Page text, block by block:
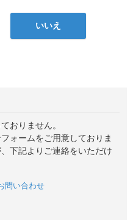
いいえ
おりません。
ォームをご用意しておりま
下記よりご連絡をいただけ
問い合わせ